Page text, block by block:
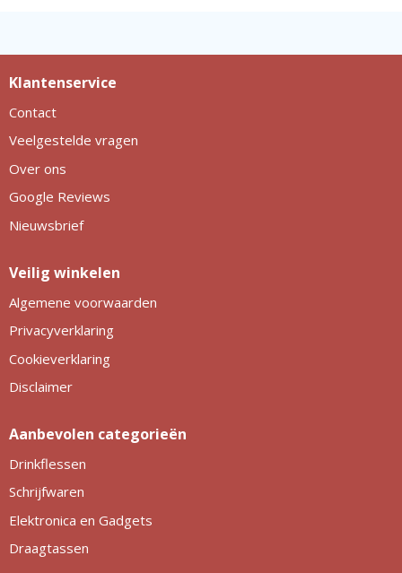
Klantenservice
Contact
Veelgestelde vragen
Over ons
Google Reviews
Nieuwsbrief
Veilig winkelen
Algemene voorwaarden
Privacyverklaring
Cookieverklaring
Disclaimer
Aanbevolen categorieën
Drinkflessen
Schrijfwaren
Elektronica en Gadgets
Draagtassen